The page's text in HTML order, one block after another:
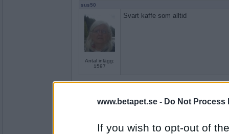
www.betapet.se - Do Not Process
If you wish to opt-out of
sus50
Antal inlägg:
1597
Svart kaffe som alltid